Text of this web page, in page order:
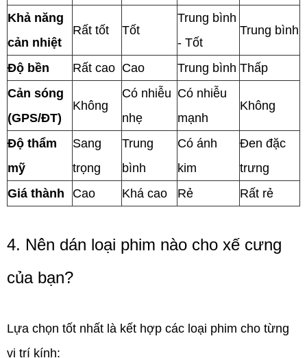
Khả năng
cản nhiệt
Rất tốt Tốt
Trung bình
- Tốt
Trung bình
Độ bền Rất cao Cao Trung bình Thấp
Cản sóng
(GPS/ĐT)
Không
Có nhiễu
nhẹ
Có nhiễu
mạnh
Không
Độ thẩm
mỹ
Sang
trọng
Trung
bình
Có ánh
kim
Đen đặc
trưng
Giá thành
Cao Khá cao Rẻ Rất rẻ
4. Nên dán loại phim nào cho xế cưng
của bạn?
Lựa chọn tốt nhất là kết hợp các loại phim cho từng
vị trí kính: